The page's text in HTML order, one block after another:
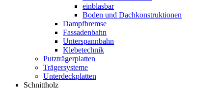
einblasbar
Boden und Dachkonstruktionen
Dampfbremse
Fassadenbahn
Unterspannbahn
Klebetechnik
Putzträgerplatten
Trägersysteme
Unterdeckplatten
Schnittholz